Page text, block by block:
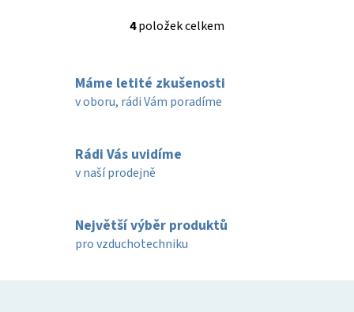
O
á
d
í
k
y
4položek celkem
Máme letité zkušenosti
v oboru, rádi Vám poradíme
Rádi Vás uvidíme
v naší prodejně
Největší výběr produktů
pro vzduchotechniku